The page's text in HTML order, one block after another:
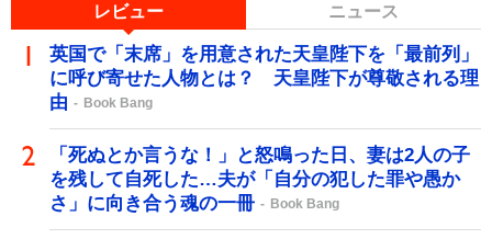
レビュー ニュース
英国で「末席」を用意された天皇陛下を「最前列」
に呼び寄せた人物とは？ 天皇陛下が尊敬される理
由
Book Bang
「死ぬとか言うな！」と怒鳴った日、妻は2人の子
を残して自死した…夫が「自分の犯した罪や愚か
さ」に向き合う魂の一冊
Book Bang